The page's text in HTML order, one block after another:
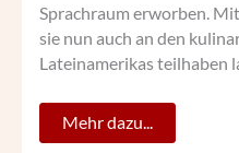
Sprachraum erworben.
sie nun auch an den
Lateinamerikas teilhaben
Mehr dazu...